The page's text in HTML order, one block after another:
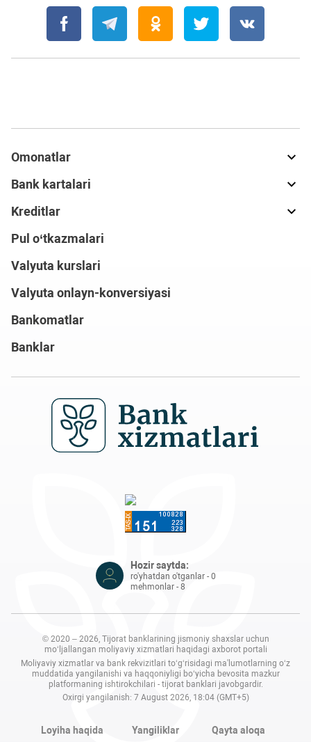
Omonatlar
Bank kartalari
Kreditlar
Pul o‘tkazmalari
Valyuta kurslari
Valyuta onlayn-konversiyasi
Bankomatlar
Banklar
Hozir saytda:
ro'yhatdan o'tganlar - 0
mehmonlar - 8
© 2020 – 2026, Tijorat banklarining jismoniy shaxslar uchun
mo‘ljallangan moliyaviy xizmatlari haqidagi axborot portali
Moliyaviy xizmatlar va bank rekvizitlari to‘g‘risidagi ma'lumotlarning o‘z
muddatida yangilanishi va haqqoniyligi bo‘yicha bevosita mazkur
platformaning ishtirokchilari - tijorat banklari javobgardir.
Oxirgi yangilanish: 7 August 2026, 18:04 (GMT+5)
Loyiha haqida Yangiliklar Qayta aloqa